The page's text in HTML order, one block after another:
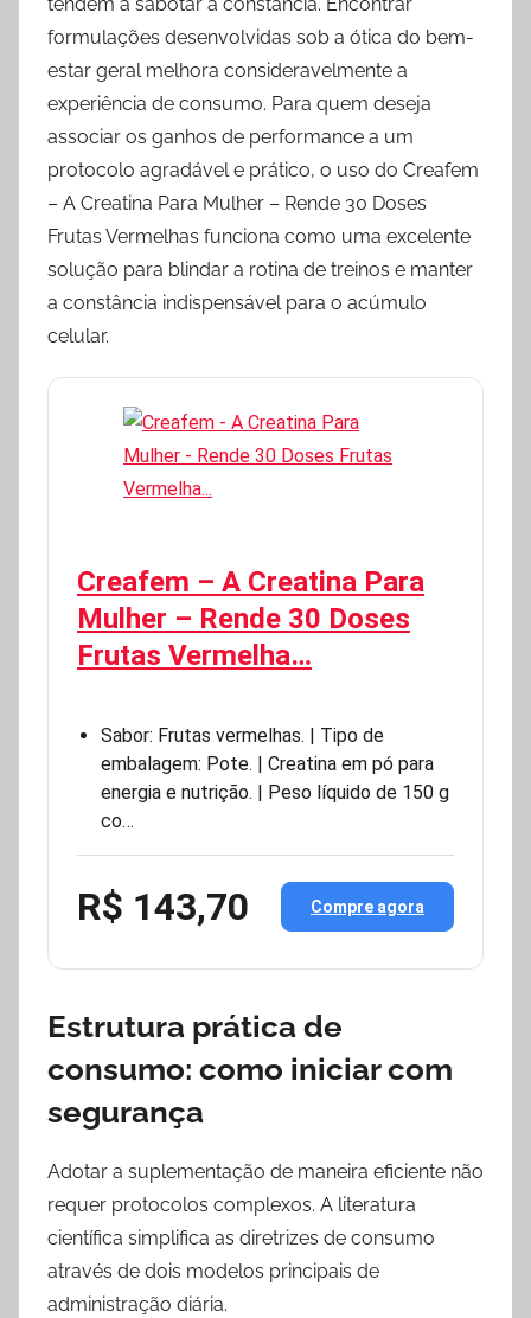
formulações desenvolvidas sob a ótica do bem-
estar geral melhora consideravelmente a
experiência de consumo. Para quem deseja
associar os ganhos de performance a um
protocolo agradável e prático, o uso do Creafem
– A Creatina Para Mulher – Rende 30 Doses
Frutas Vermelhas funciona como uma excelente
solução para blindar a rotina de treinos e manter
a constância indispensável para o acúmulo
celular.
Creafem – A Creatina Para
Mulher – Rende 30 Doses
Frutas Vermelha…
Sabor: Frutas vermelhas. | Tipo de
embalagem: Pote. | Creatina em pó para
energia e nutrição. | Peso líquido de 150 g
co…
R$ 143,70 Compre agora
Estrutura prática de
consumo: como iniciar com
segurança
Adotar a suplementação de maneira eficiente não
requer protocolos complexos. A literatura
científica simplifica as diretrizes de consumo
através de dois modelos principais de
administração diária.